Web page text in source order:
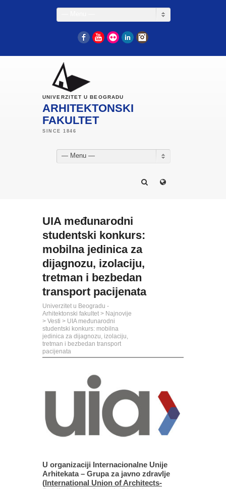
FacebookYouTube
Flickr LinkedIn
UNIVERZITET U BEOGRADU
ARHITEKTONSKI
FAKULTET
— Menu —
UIA međunarodni
studentski konkurs:
mobilna jedinica za
dijagnozu, izolaciju,
tretman i bezbedan
transport pacijenata
Univerzitet u Beogradu -
Arhitektonski fakultet > Najnovije
> Vesti > UIA međunarodni
studentski konkurs: mobilna
jedinica za dijagnozu, izolaciju,
tretman i bezbedan transport
pacijenata
U organizaciji Internacionalne Unije
Arhitekata – Grupa za javno zdravlje
(International Union of Architects-